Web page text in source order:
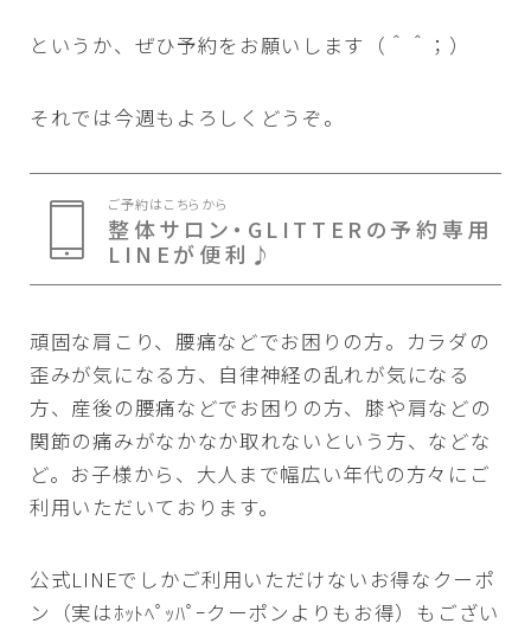
というか、ぜひ予約をお願いします（＾＾；）
それでは今週もよろしくどうぞ。
ご予約はこちらから
整体サロン・GLITTERの予約専用
LINEが便利♪
頑固な肩こり、腰痛などでお困りの方。カラダの
歪みが気になる方、自律神経の乱れが気になる
方、産後の腰痛などでお困りの方、膝や肩などの
関節の痛みがなかなか取れないという方、などな
ど。お子様から、大人まで幅広い年代の方々にご
利用いただいております。
公式LINEでしかご利用いただけないお得なクーポ
ン（実はﾎｯﾄﾍﾟｯﾊﾟｰクーポンよりもお得）もござい